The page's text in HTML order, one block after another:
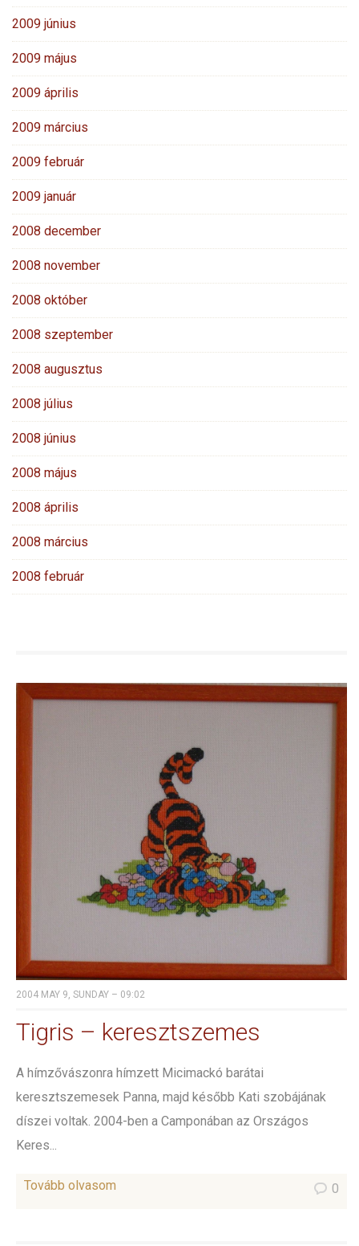
2009 június
2009 május
2009 április
2009 március
2009 február
2009 január
2008 december
2008 november
2008 október
2008 szeptember
2008 augusztus
2008 július
2008 június
2008 május
2008 április
2008 március
2008 február
2004 MAY 9, SUNDAY – 09:02
Tigris – keresztszemes
A hímzővászonra hímzett Micimackó barátai
keresztszemesek Panna, majd később Kati szobájának
díszei voltak. 2004-ben a Camponában az Országos
Keres...
Tovább olvasom 0